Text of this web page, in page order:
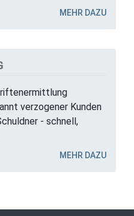
MEHR DAZU
verzogener Kunden
- schnell,
MEHR DAZU